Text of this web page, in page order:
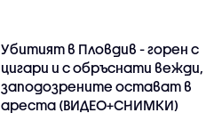
Убитият в Пловдив - горен с
цигари и с обръснати вежди,
заподозрените остават в
ареста (ВИДЕО+СНИМКИ)